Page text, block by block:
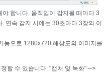
합니다. 움직임이 감지될 때마다 3
연속 감지 시에는 30초마다 3장의 이
능으로 1280x720 해상도의 이미지를
할 수 있습니다. "캡처 및 녹화" -->